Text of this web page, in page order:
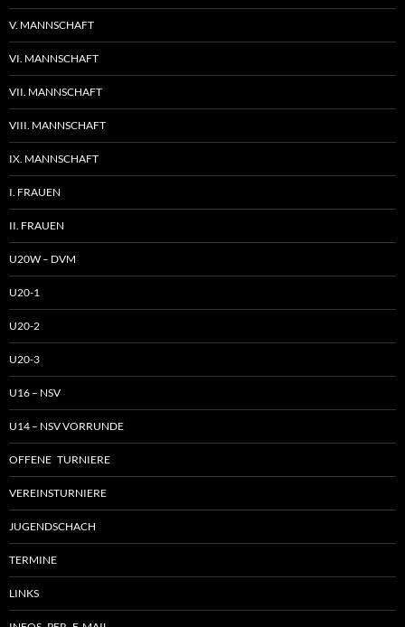
V. MANNSCHAFT
VI. MANNSCHAFT
VII. MANNSCHAFT
VIII. MANNSCHAFT
IX. MANNSCHAFT
I. FRAUEN
II. FRAUEN
U20W – DVM
U20-1
U20-2
U20-3
U16 – NSV
U14 – NSV VORRUNDE
OFFENE TURNIERE
VEREINSTURNIERE
JUGENDSCHACH
TERMINE
LINKS